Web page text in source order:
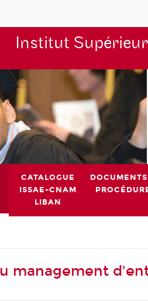
Institut
CATALOGUE
ISSAE-CNAM
LIBAN
management